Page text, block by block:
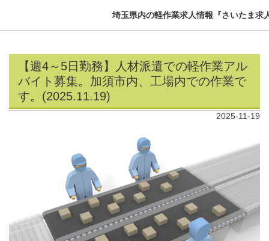
埼玉県内の軽作業求人情報『さいたま求
【週4～5日勤務】人材派遣での軽作業アル
バイト募集。加須市内、工場内での作業で
す。(2025.11.19)
2025-11-19